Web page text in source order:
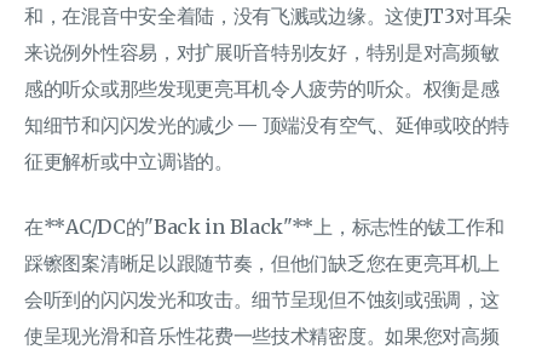
和，在混音中安全着陆，没有飞溅或边缘。这使JT3对耳朵
来说例外性容易，对扩展听音特别友好，特别是对高频敏
感的听众或那些发现更亮耳机令人疲劳的听众。权衡是感
知细节和闪闪发光的减少 — 顶端没有空气、延伸或咬的特
征更解析或中立调谐的。
在**AC/DC的"Back in Black"**上，标志性的钹工作和
踩镲图案清晰足以跟随节奏，但他们缺乏您在更亮耳机上
会听到的闪闪发光和攻击。细节呈现但不蚀刻或强调，这
使呈现光滑和音乐性花费一些技术精密度。如果您对高频